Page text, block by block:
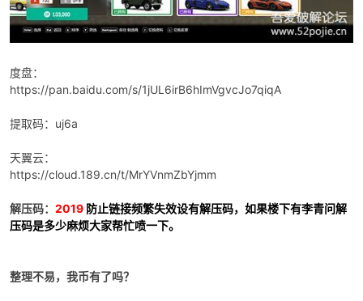
po
jie.
度盘：
https://pan.baidu.com/s/1jUL6irB6hImVgvcJo7qiqA
提取码：uj6a
天翼云：
https://cloud.189.cn/t/MrYVnmZbYjmm
解压码： 2019 防止链接频繁失效设有解压码，如果楼下有李青问解
压码是多少麻烦大家帮忙喷一下。
整理不易，我币有了吗？